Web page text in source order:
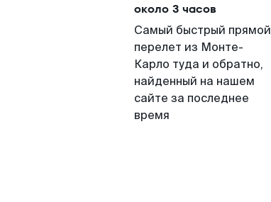
около 3 часов
Самый быстрый прямой
перелет из Монте-
Карло туда и обратно,
найденный на нашем
сайте за последнее
время